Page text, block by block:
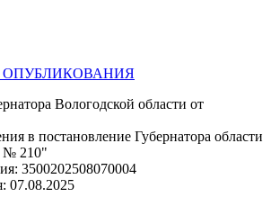
ОПУБЛИКОВАНИЯ
Вологодской области от
в постановление Губернатора области
№ 210"
3500202508070004
07.08.2025